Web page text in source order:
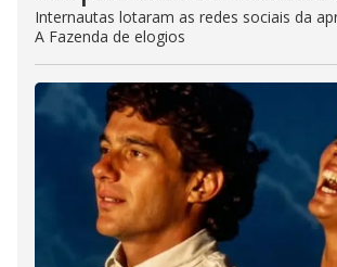
Internautas lotaram as redes sociais da
A Fazenda de elogios